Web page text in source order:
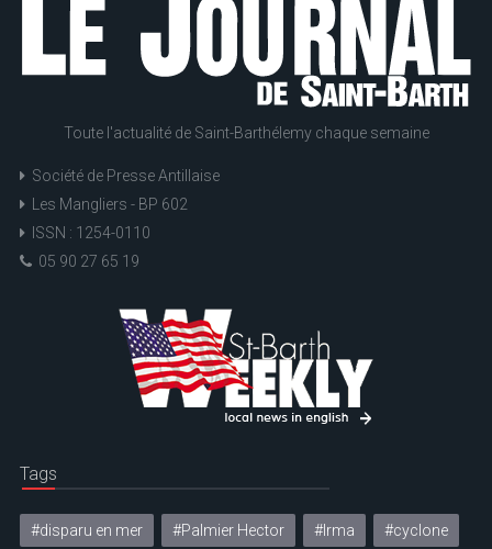
Toute l'actualité de Saint-Barthélemy chaque semaine
Société de Presse Antillaise
Les Mangliers - BP 602
ISSN : 1254-0110
05 90 27 65 19
Tags
#disparu en mer #Palmier Hector #Irma #cyclone